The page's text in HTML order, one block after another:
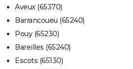
Aveux (65370)
Barrancoueu (65240)
Pouy (65230)
Bareilles (65240)
Escots (65130)